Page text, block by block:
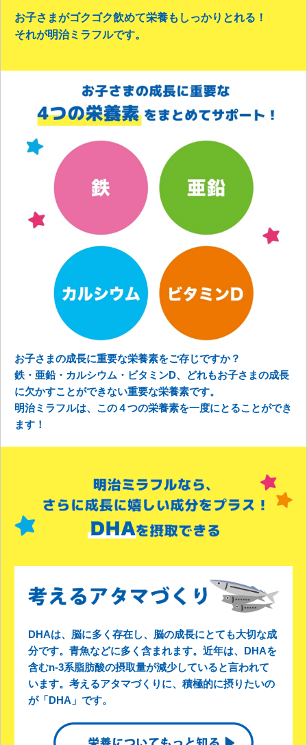
お子さまがゴクゴク飲めて栄養もしっかりとれる！
それが明治ミラフルです。
お子さまの成長に重要な栄養素をご存じですか？
鉄・亜鉛・カルシウム・ビタミンD、どれもお子さまの成長
に欠かすことができない重要な栄養素です。
明治ミラフルは、この４つの栄養素を一度にとることができ
ます！
DHAは、脳に多く存在し、脳の成長にとても大切な成
分です。青魚などに多く含まれます。近年は、DHAを
含むn-3系脂肪酸の摂取量が減少していると言われて
います。考えるアタマづくりに、積極的に摂りたいの
が「DHA」です。